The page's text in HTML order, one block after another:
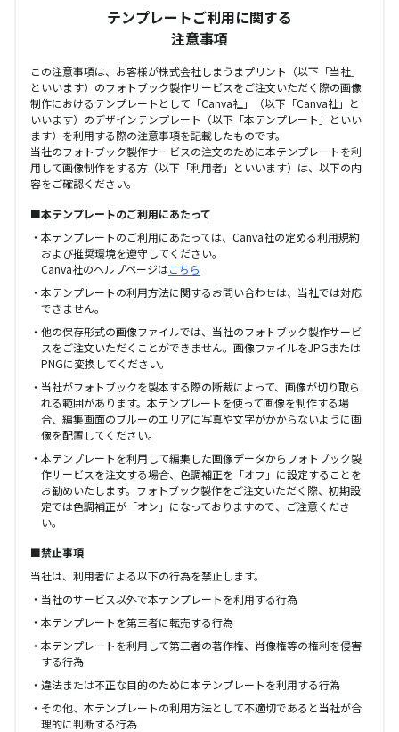
テンプレートご利用に関する
注意事項
この注意事項は、お客様が株式会社しまうまプリント（以下「当社」
といいます）のフォトブック製作サービスをご注文いただく際の画像
制作におけるテンプレートとして「Canva社」（以下「Canva社」と
いいます）のデザインテンプレート（以下「本テンプレート」といい
ます）を利用する際の注意事項を記載したものです。
当社のフォトブック製作サービスの注文のために本テンプレートを利
用して画像制作をする方（以下「利用者」といいます）は、以下の内
容をご確認ください。
■本テンプレートのご利用にあたって
本テンプレートのご利用にあたっては、Canva社の定める利用規約
および推奨環境を遵守してください。
Canva社のヘルプページはこちら
本テンプレートの利用方法に関するお問い合わせは、当社では対応
できません。
他の保存形式の画像ファイルでは、当社のフォトブック製作サービ
スをご注文いただくことができません。画像ファイルをJPGまたは
PNGに変換してください。
当社がフォトブックを製本する際の断裁によって、画像が切り取ら
れる範囲があります。本テンプレートを使って画像を制作する場
合、編集画面のブルーのエリアに写真や文字がかからないように画
像を配置してください。
本テンプレートを利用して編集した画像データからフォトブック製
作サービスを注文する場合、色調補正を「オフ」に設定することを
お勧めいたします。フォトブック製作をご注文いただく際、初期設
定では色調補正が「オン」になっておりますので、ご注意くださ
い。
■禁止事項
当社は、利用者による以下の行為を禁止します。
当社のサービス以外で本テンプレートを利用する行為
本テンプレートを第三者に転売する行為
本テンプレートを利用して第三者の著作権、肖像権等の権利を侵害
する行為
違法または不正な目的のために本テンプレートを利用する行為
その他、本テンプレートの利用方法として不適切であると当社が合
理的に判断する行為